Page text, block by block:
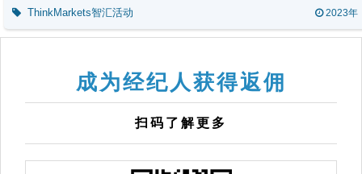
ThinkMarkets智汇活动 2023年
成为经纪人获得返佣
扫码了解更多